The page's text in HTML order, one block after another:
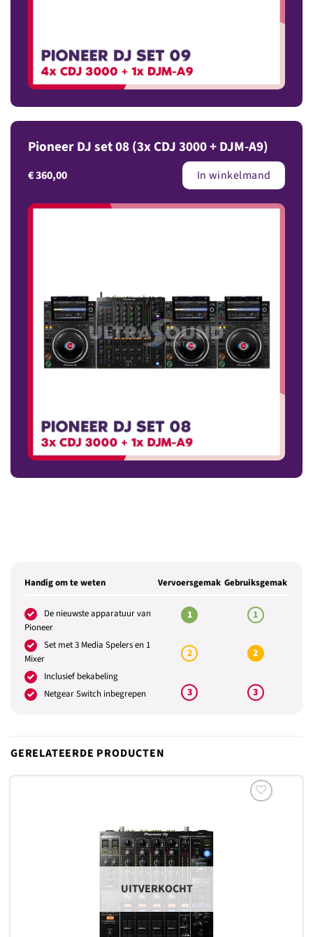
Pioneer DJ set 08 (3x CDJ 3000 + DJM-A9)
€360,00 In winkelmand
Handig om te weten
De nieuwste apparatuur van
Pioneer
Set met 3 Media Spelers en 1
Mixer
Inclusief bekabeling
Netgear Switch inbegrepen
Vervoersgemak
1
2
3
Gebruiksgemak
1
2
3
GERELATEERDE PRODUCTEN
UITVERKOCHT